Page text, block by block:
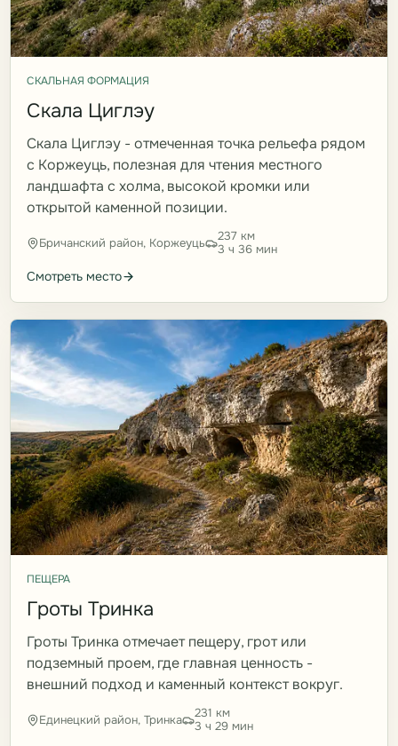
СКАЛЬНАЯ ФОРМАЦИЯ
Скала Циглэу
Скала Циглэу - отмеченная точка рельефа рядом
с Коржеуць, полезная для чтения местного
ландшафта с холма, высокой кромки или
открытой каменной позиции.
Бричанский район, Коржеуць
237 км
3 ч 36 мин
Смотреть место
ПЕЩЕРА
Гроты Тринка
Гроты Тринка отмечает пещеру, грот или
подземный проем, где главная ценность -
внешний подход и каменный контекст вокруг.
Единецкий район, Тринка
231 км
3 ч 29 мин